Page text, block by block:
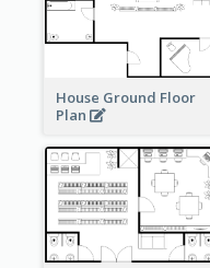
House Ground Floor
Plan